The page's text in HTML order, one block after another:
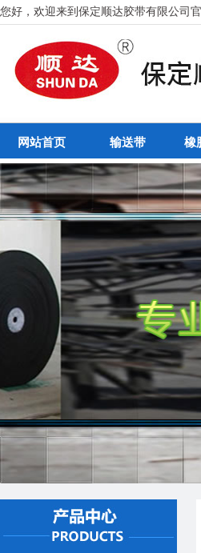
您好，欢迎来到保定顺达胶带有限公司官
网站首页 输送带 橡